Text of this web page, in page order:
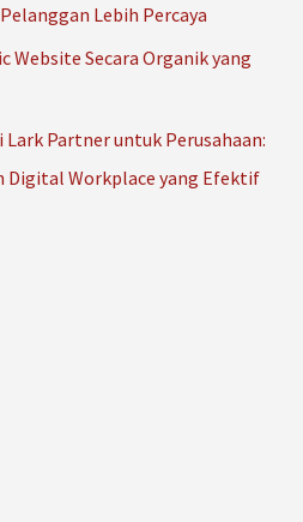
Lebih Percaya
Website Secara Organik yang
Partner untuk Perusahaan:
Digital Workplace yang Efektif